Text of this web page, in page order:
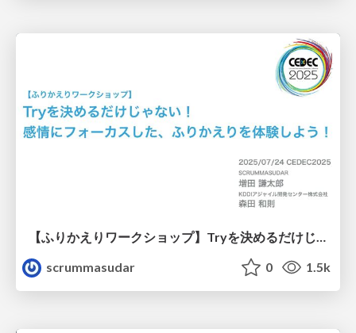
【ふりかえりワークショップ】Tryを決めるだけじゃない！感情にフォーカスした、ふりかえりを体験しよう！
scrummasudar
0 1.5k